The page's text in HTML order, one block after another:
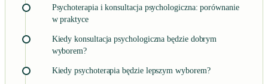
Psychoterapia i konsultacja psychologiczna: porównanie
w praktyce
Kiedy konsultacja psychologiczna będzie dobrym
wyborem?
Kiedy psychoterapia będzie lepszym wyborem?